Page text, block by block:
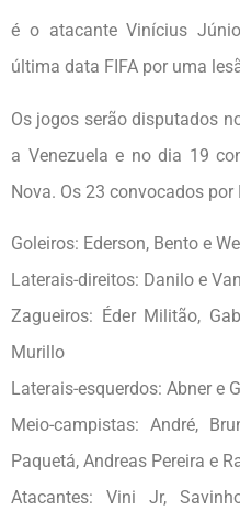
é o atacante Vinícius
última data FIFA por uma
Os jogos serão disputados
a Venezuela e no dia 19
Nova. Os 23 convocados
Goleiros: Ederson, Bento e
Laterais-direitos: Danilo e
Zagueiros: Éder Militão,
Murillo
Laterais-esquerdos: Abner e
Meio-campistas: André,
Paquetá, Andreas Pereira e
Atacantes: Vini Jr,